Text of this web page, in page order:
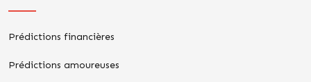
Prédictions financières
Prédictions amoureuses